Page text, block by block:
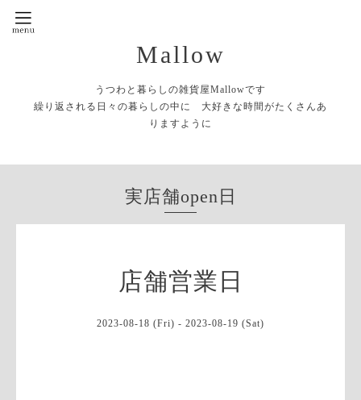
Mallow
うつわと暮らしの雑貨屋Mallowです
繰り返される日々の暮らしの中に 大好きな時間がたくさんあ
りますように
実店舗open日
店舗営業日
2023-08-18 (Fri) - 2023-08-19 (Sat)